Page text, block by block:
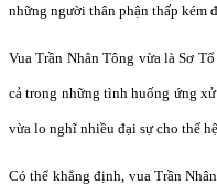
những người thân phận thấp kém
Vua Trần Nhân Tông vừa là Sơ
cả trong những tình huống ứng
vừa lo nghĩ nhiều đại sự cho thế hệ
Có thể khẳng định, vua Trần